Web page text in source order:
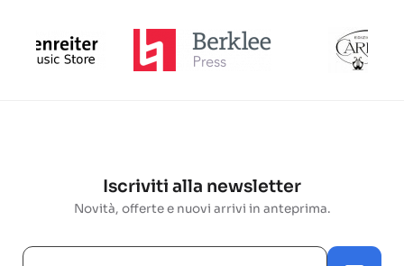
Iscriviti alla newsletter
Novità, offerte e nuovi arrivi in anteprima.